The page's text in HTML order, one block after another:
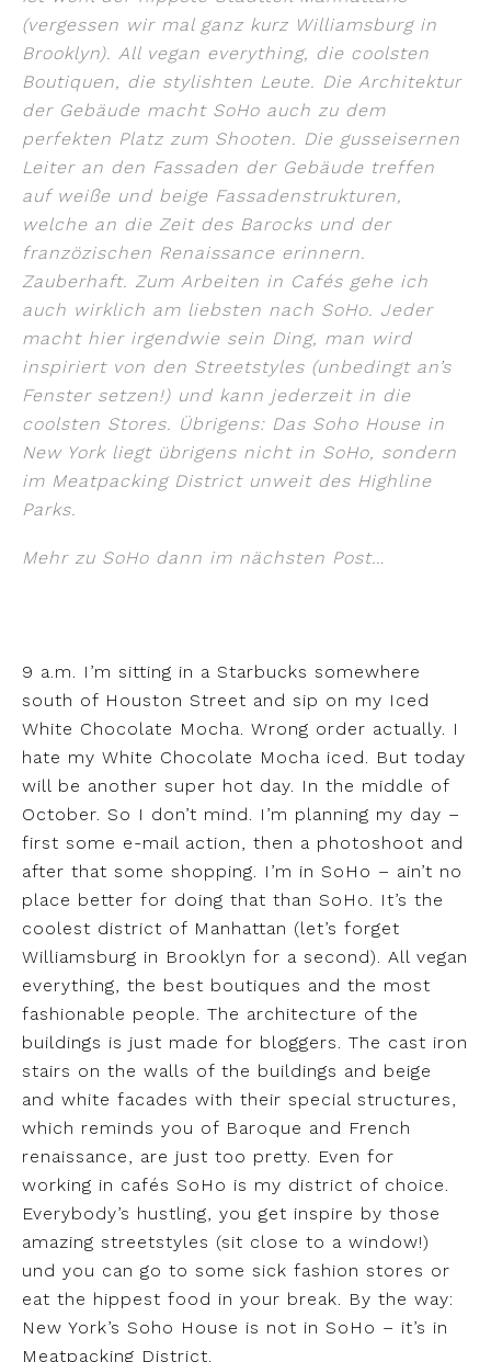
(vergessen wir mal ganz kurz Williamsburg in
Brooklyn). All vegan everything, die coolsten
Boutiquen, die stylishten Leute. Die Architektur
der Gebäude macht SoHo auch zu dem
perfekten Platz zum Shooten. Die gusseisernen
Leiter an den Fassaden der Gebäude treffen
auf weiße und beige Fassadenstrukturen,
welche an die Zeit des Barocks und der
franzözischen Renaissance erinnern.
Zauberhaft. Zum Arbeiten in Cafés gehe ich
auch wirklich am liebsten nach SoHo. Jeder
macht hier irgendwie sein Ding, man wird
inspiriert von den Streetstyles (unbedingt an’s
Fenster setzen!) und kann jederzeit in die
coolsten Stores. Übrigens: Das Soho House in
New York liegt übrigens nicht in SoHo, sondern
im Meatpacking District unweit des Highline
Parks.
Mehr zu SoHo dann im nächsten Post…
9 a.m. I’m sitting in a Starbucks somewhere
south of Houston Street and sip on my Iced
White Chocolate Mocha. Wrong order actually. I
hate my White Chocolate Mocha iced. But today
will be another super hot day. In the middle of
October. So I don’t mind. I’m planning my day –
first some e-mail action, then a photoshoot and
after that some shopping. I’m in SoHo – ain’t no
place better for doing that than SoHo. It’s the
coolest district of Manhattan (let’s forget
Williamsburg in Brooklyn for a second). All vegan
everything, the best boutiques and the most
fashionable people. The architecture of the
buildings is just made for bloggers. The cast iron
stairs on the walls of the buildings and beige
and white facades with their special structures,
which reminds you of Baroque and French
renaissance, are just too pretty. Even for
working in cafés SoHo is my district of choice.
Everybody’s hustling, you get inspire by those
amazing streetstyles (sit close to a window!)
und you can go to some sick fashion stores or
eat the hippest food in your break. By the way:
New York’s Soho House is not in SoHo – it’s in
Meatpacking District.